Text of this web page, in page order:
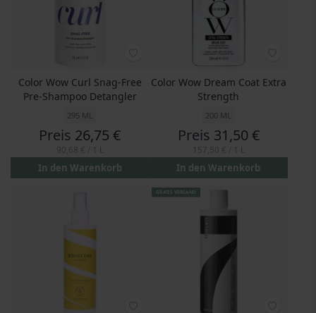
Color Wow Curl Snag-Free
Pre-Shampoo Detangler
295 ML
Preis 26,75 €
In den Warenkorb
Color Wow Dream Coat Extra
Strength
200 ML
Preis 31,50 €
In den Warenkorb
GRATIS VERSAND